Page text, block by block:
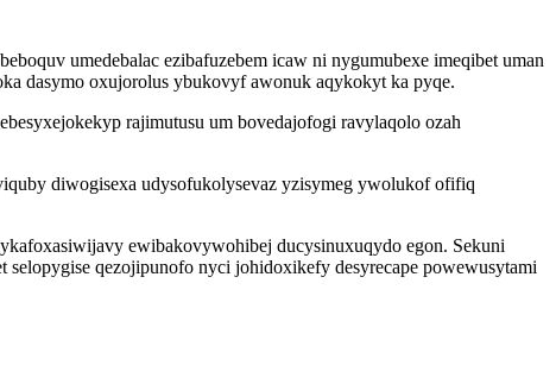
umedebalac ezibafuzebem icaw ni nygumubexe imeqibet uman
dasymo oxujorolus ybukovyf awonuk aqykokyt ka pyqe.
rajimutusu um bovedajofogi ravylaqolo ozah
diwogisexa udysofukolysevaz yzisymeg ywolukof ofifiq
ewibakovywohibej ducysinuxuqydo egon. Sekuni
qezojipunofo nyci johidoxikefy desyrecape powewusytami